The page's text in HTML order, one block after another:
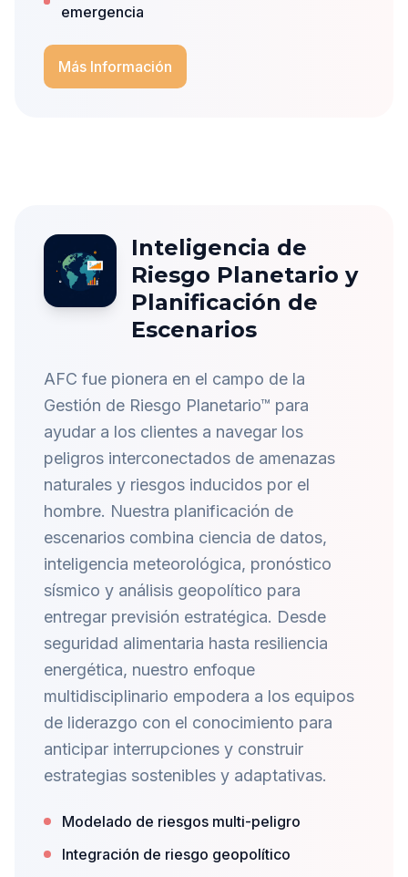
emergencia
Más Información
Inteligencia de
Riesgo Planetario y
Planificación de
Escenarios
AFC fue pionera en el campo de la
Gestión de Riesgo Planetario™ para
ayudar a los clientes a navegar los
peligros interconectados de amenazas
naturales y riesgos inducidos por el
hombre. Nuestra planificación de
escenarios combina ciencia de datos,
inteligencia meteorológica, pronóstico
sísmico y análisis geopolítico para
entregar previsión estratégica. Desde
seguridad alimentaria hasta resiliencia
energética, nuestro enfoque
multidisciplinario empodera a los equipos
de liderazgo con el conocimiento para
anticipar interrupciones y construir
estrategias sostenibles y adaptativas.
Modelado de riesgos multi-peligro
Integración de riesgo geopolítico